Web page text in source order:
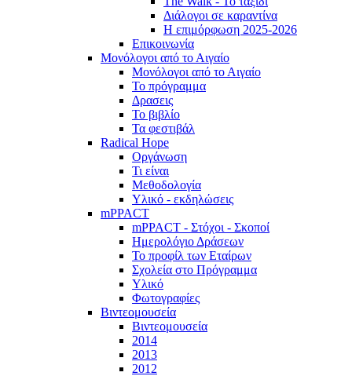
Διάλογοι σε καραντίνα
Η επιμόρφωση 2025-2026
Επικοινωνία
Μονόλογοι από το Αιγαίο
Μονόλογοι από το Αιγαίο
Το πρόγραμμα
Δρασεις
Το βιβλίο
Τα φεστιβάλ
Radical Hope
Οργάνωση
Τι είναι
Μεθοδολογία
Υλικό - εκδηλώσεις
mPPACT
mPPACT - Στόχοι - Σκοποί
Ημερολόγιο Δράσεων
Το προφίλ των Εταίρων
Σχολεία στο Πρόγραμμα
Υλικό
Φωτογραφίες
Βιντεομουσεία
Βιντεομουσεία
2014
2013
2012